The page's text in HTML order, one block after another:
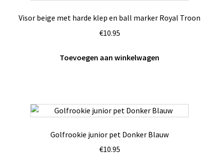
Visor beige met harde klep en ball marker Royal Troon
€10.95
Toevoegen aan winkelwagen
Golfrookie junior pet Donker Blauw
€10.95